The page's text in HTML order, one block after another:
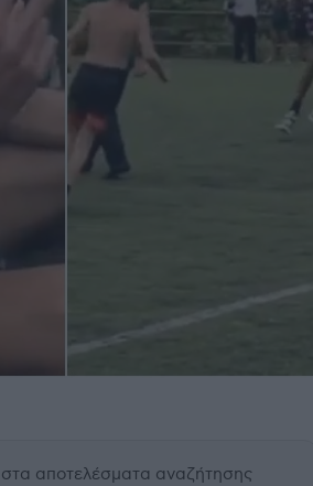
στα αποτελέσματα αναζήτησης